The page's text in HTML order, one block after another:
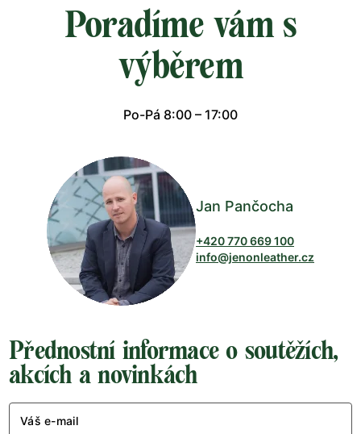
Poradíme vám s
výběrem
Po-Pá 8:00 – 17:00
Jan Pančocha
+420 770 669 100
info@jenonleather.cz
Přednostní informace o soutěžích,
akcích a novinkách
Váš e-mail